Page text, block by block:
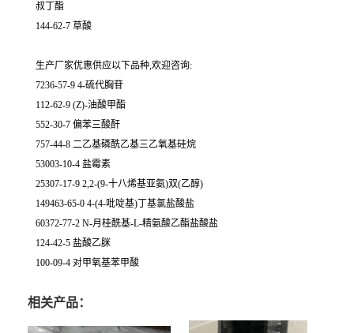
叔丁酯
144-62-7 草酸
生产厂家优惠供应以下品种,欢迎咨询:
7236-57-9 4-硫代胸苷
112-62-9 (Z)-油酸甲酯
552-30-7 偏苯三酸酐
757-44-8 二乙基磷酰乙基三乙氧基硅烷
53003-10-4 盐霉素
25307-17-9 2,2-(9-十八烯基亚氨)双(乙醇)
149463-65-0 4-(4-吡啶基)丁基氯盐酸盐
60372-77-2 N-月桂酰基-L-精氨酸乙酯盐酸盐
124-42-5 盐酸乙脒
100-09-4 对甲氧基苯甲酸
相关产品：